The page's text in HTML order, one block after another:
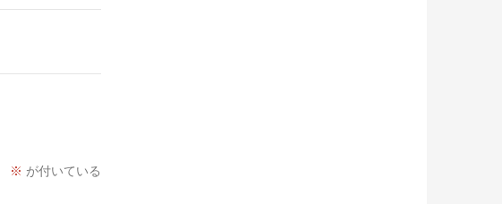
※ が付いている